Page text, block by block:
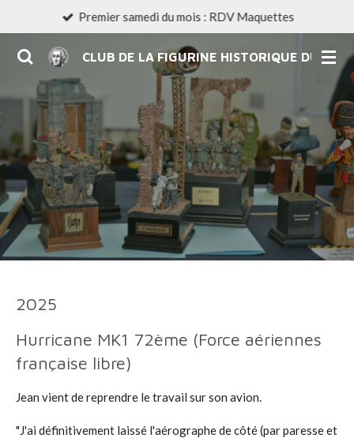
contenu
principal
CLUB DE LA FIGURINE HISTORIQUE DU
Premier samedi du mois : RDV Maquettes
2025
Hurricane MK1 72ème (Force aériennes
française libre)
Jean vient de reprendre le travail sur son avion.
"J'ai définitivement laissé l'aérographe de côté (par paresse et